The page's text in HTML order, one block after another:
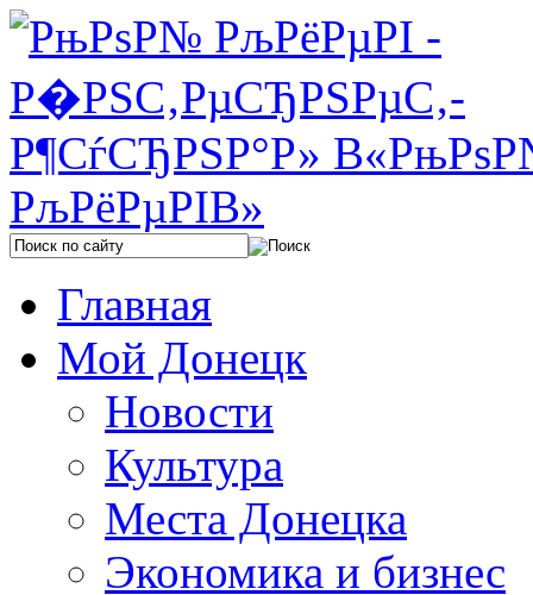
Главная
Мой Донецк
Новости
Культура
Места Донецка
Экономика и бизнес